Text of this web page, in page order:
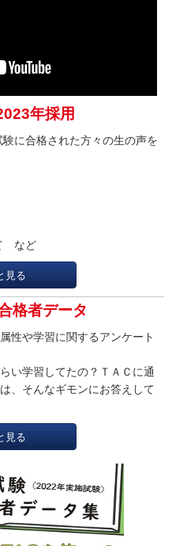
年採用
に合格された方々の生の声を
など
見る
格者データ
性や学習に関するアンケート
い学習してたの？ＴＡＣに通
、そんなギモンにお答えして
見る